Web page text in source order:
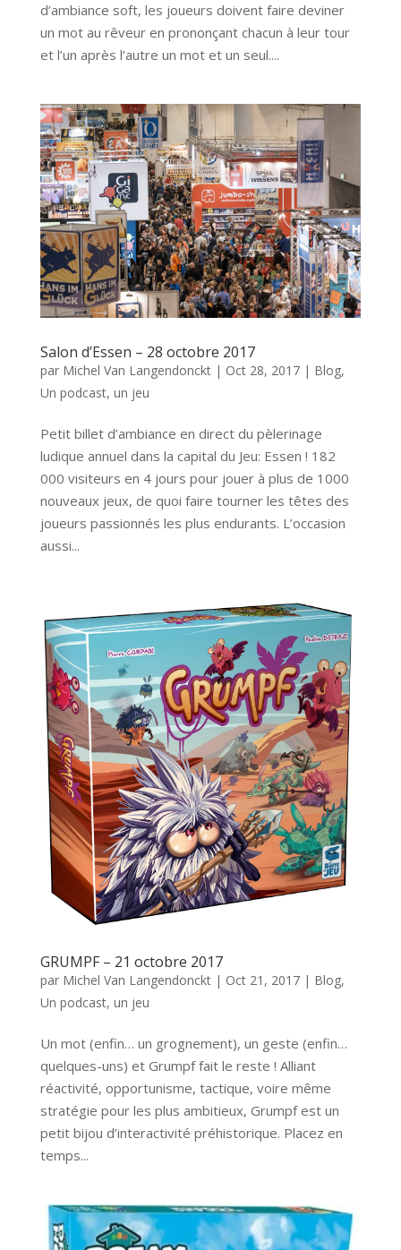
d’ambiance soft, les joueurs doivent faire deviner
un mot au rêveur en prononçant chacun à leur tour
et l’un après l’autre un mot et un seul....
Salon d’Essen – 28 octobre 2017
par Michel Van Langendonckt| Oct 28, 2017| Blog,
Un podcast, un jeu
Petit billet d’ambiance en direct du pèlerinage
ludique annuel dans la capital du Jeu: Essen ! 182
000 visiteurs en 4 jours pour jouer à plus de 1000
nouveaux jeux, de quoi faire tourner les têtes des
joueurs passionnés les plus endurants. L’occasion
aussi...
GRUMPF – 21 octobre 2017
par Michel Van Langendonckt| Oct 21, 2017| Blog,
Un podcast, un jeu
Un mot (enfin… un grognement), un geste (enfin…
quelques-uns) et Grumpf fait le reste ! Alliant
réactivité, opportunisme, tactique, voire même
stratégie pour les plus ambitieux, Grumpf est un
petit bijou d’interactivité préhistorique. Placez en
temps...